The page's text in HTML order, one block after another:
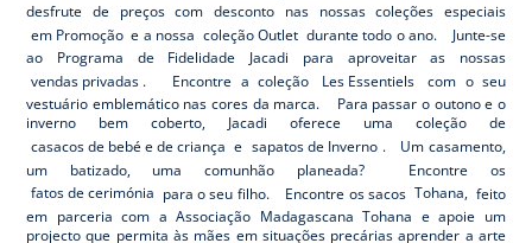
desfrute de preços com desconto nas nossas coleções especiais
em Promoção e a nossa coleção Outlet durante todo o ano. Junte-se
ao Programa de Fidelidade Jacadi para aproveitar as nossas
vendas privadas . Encontre a coleção Les Essentiels
com o seu
vestuário emblemático nas cores da marca. Para passar o outono e o
inverno bem coberto, Jacadi oferece uma coleção de
casacos de bebé e de criança e sapatos de Inverno . Um casamento,
um batizado, uma comunhão planeada? Encontre os
fatos de cerimónia para o seu filho. Encontre os sacos Tohana, feito
em parceria com a Associação Madagascana Tohana e apoie um
projecto que permita às mães em situações precárias aprender a arte